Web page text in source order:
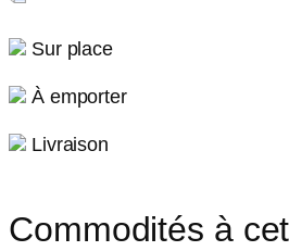
Sur place
À emporter
Livraison
Commodités à